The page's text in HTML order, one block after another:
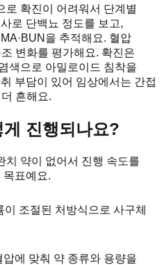
로 확진이 어려워서 단계별
로 단백뇨 정도를 보고,
을 추적해요. 혈압
변화를 평가해요. 확진은
색으로 아밀로이드 침착을
부담이 있어 임상에서는 간접
흔해요.
진행되나요?
치 약이 없어서 진행 속도를
목표예요.
이 조절된 처방식으로 사구체
에 맞춰 약 종류와 용량을